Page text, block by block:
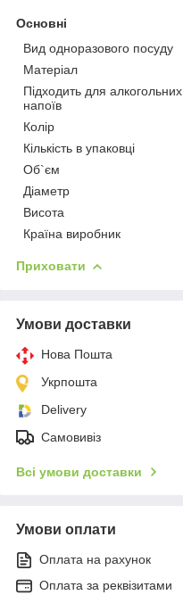
Основні
Вид одноразового посуду
Матеріал
Підходить для алкогольних
напоїв
Колір
Кількість в упаковці
Об`єм
Діаметр
Висота
Країна виробник
Приховати
Умови доставки
Нова Пошта
Укрпошта
Delivery
Самовивіз
Всі умови доставки
Умови оплати
Оплата на рахунок
Оплата за реквізитами